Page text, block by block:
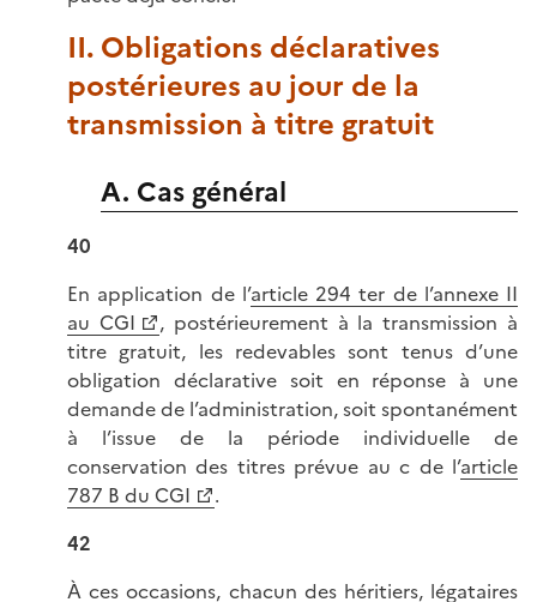
II. Obligations déclaratives
postérieures au jour de la
transmission à titre gratuit
A. Cas général
40
En application de l’article 294 ter de l’annexe II
au CGI
, postérieurement à la transmission à
titre gratuit, les redevables sont tenus d’une
obligation déclarative soit en réponse à une
demande de l’administration, soit spontanément
à l’issue de la période individuelle de
conservation des titres prévue au c de l’article
787 B du CGI
.
42
À ces occasions, chacun des héritiers, légataires